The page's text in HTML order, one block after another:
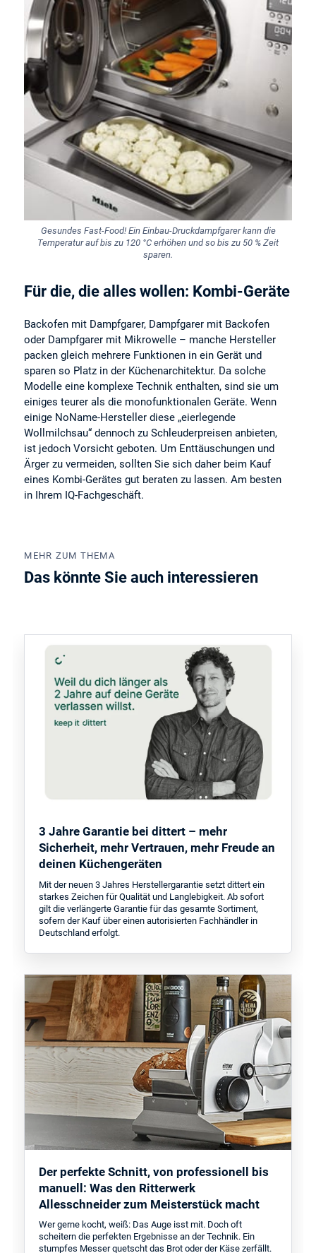
Gesundes Fast-Food! Ein Einbau-Druckdampfgarer kann die
Temperatur auf bis zu 120 °C erhöhen und so bis zu 50 % Zeit
sparen.
Für die, die alles wollen: Kombi-Geräte
Backofen mit Dampfgarer, Dampfgarer mit Backofen
oder Dampfgarer mit Mikrowelle – manche Hersteller
packen gleich mehrere Funktionen in ein Gerät und
sparen so Platz in der Küchenarchitektur. Da solche
Modelle eine komplexe Technik enthalten, sind sie um
einiges teurer als die monofunktionalen Geräte. Wenn
einige NoName-Hersteller diese „eierlegende
Wollmilchsau“ dennoch zu Schleuderpreisen anbieten,
ist jedoch Vorsicht geboten. Um Enttäuschungen und
Ärger zu vermeiden, sollten Sie sich daher beim Kauf
eines Kombi-Gerätes gut beraten zu lassen. Am besten
in Ihrem IQ-Fachgeschäft.
MEHR ZUM THEMA
Das könnte Sie auch interessieren
3 Jahre Garantie bei dittert – mehr
Sicherheit, mehr Vertrauen, mehr Freude an
deinen Küchengeräten
Mit der neuen 3 Jahres Herstellergarantie setzt dittert ein
starkes Zeichen für Qualität und Langlebigkeit. Ab sofort
gilt die verlängerte Garantie für das gesamte Sortiment,
sofern der Kauf über einen autorisierten Fachhändler in
Deutschland erfolgt.
Der perfekte Schnitt, von professionell bis
manuell: Was den Ritterwerk
Allesschneider zum Meisterstück macht
Wer gerne kocht, weiß: Das Auge isst mit. Doch oft
scheitern die perfekten Ergebnisse an der Technik. Ein
stumpfes Messer quetscht das Brot oder der Käse zerfällt.